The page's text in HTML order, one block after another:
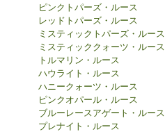
ピンクトパーズ・ルース
レッドトパーズ・ルース
ミスティックトパーズ・ルース
ミスティッククォーツ・ルース
トルマリン・ルース
ハウライト・ルース
ハニークォーツ・ルース
ピンクオパール・ルース
ブルーレースアゲート・ルース
プレナイト・ルース